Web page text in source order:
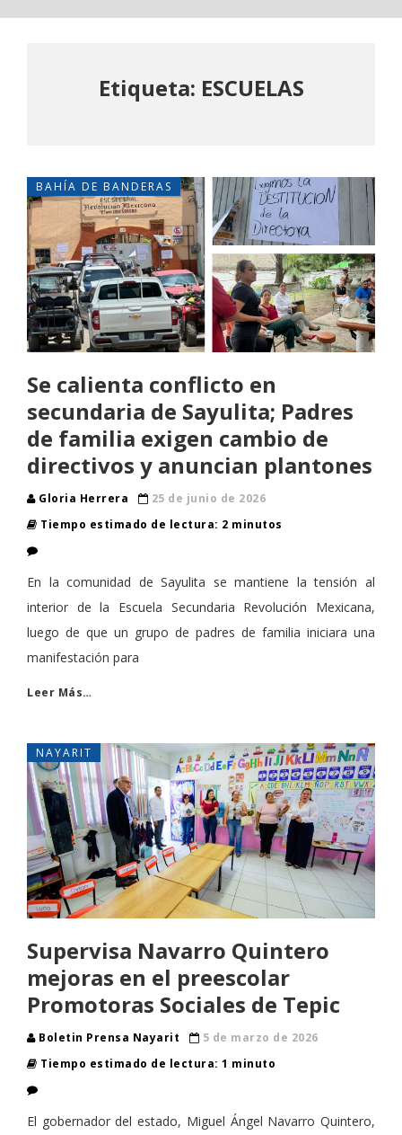
Etiqueta: ESCUELAS
BAHÍA DE BANDERAS
Se calienta conflicto en
secundaria de Sayulita; Padres
de familia exigen cambio de
directivos y anuncian plantones
Gloria Herrera
25 de junio de 2026
Tiempo estimado de lectura: 2 minutos
En la comunidad de Sayulita se mantiene la tensión al
interior de la Escuela Secundaria Revolución Mexicana,
luego de que un grupo de padres de familia iniciara una
manifestación para
Leer Más…
NAYARIT
Supervisa Navarro Quintero
mejoras en el preescolar
Promotoras Sociales de Tepic
Boletin Prensa Nayarit
5 de marzo de 2026
Tiempo estimado de lectura: 1 minuto
El gobernador del estado, Miguel Ángel Navarro Quintero,